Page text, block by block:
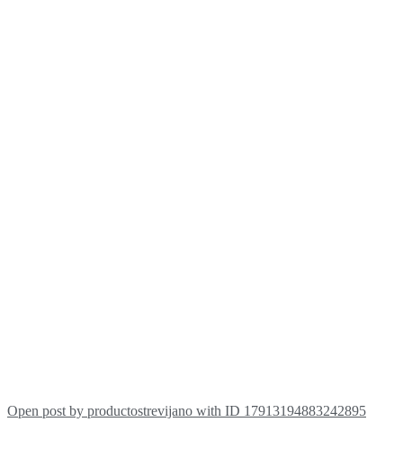
Open post by productostrevijano with ID 17913194883242895